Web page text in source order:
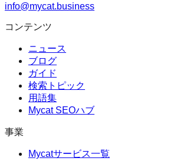
info@mycat.business
コンテンツ
ニュース
ブログ
ガイド
検索トピック
用語集
Mycat SEOハブ
事業
Mycatサービス一覧